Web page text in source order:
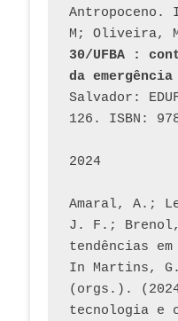
Antropoceno.
M; Oliveira,
30/UFBA :
da
Salvador:
126. ISBN:
2024
Amaral, A.;
J. F.; Brenol,
tendências
In Martins,
(orgs.).
tecnologia e